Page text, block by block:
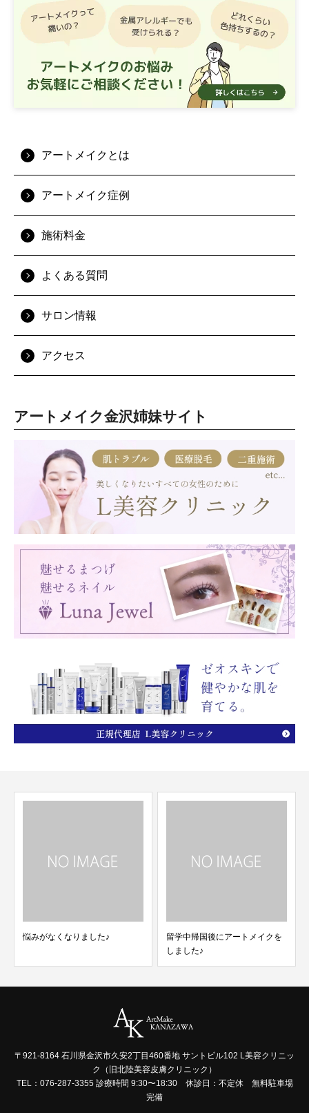
アートメイクとは
アートメイク症例
施術料金
よくある質問
サロン情報
アクセス
アートメイク金沢姉妹サイト
悩みがなくなりました♪
留学中帰国後にアートメイクを
しました♪
〒921-8164 石川県金沢市久安2丁目460番地 サントビル102 L美容クリニッ
ク（旧北陸美容皮膚クリニック）
TEL：076-287-3355 診療時間 9:30〜18:30 休診日：不定休 無料駐車場
完備